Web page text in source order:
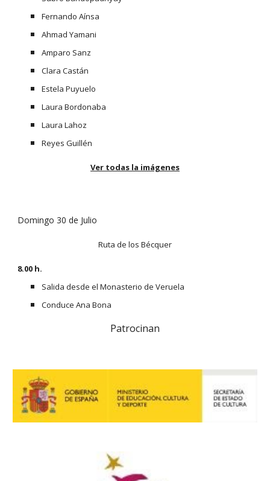
Fernando Aínsa
Ahmad Yamani
Amparo Sanz
Clara Castán
Estela Puyuelo
Laura Bordonaba
Laura Lahoz
Reyes Guillén
Ver todas la imágenes
Domingo 30 de Julio
Ruta de los Bécquer
8.00 h.
Salida desde el Monasterio de Veruela
Conduce Ana Bona
Patrocinan